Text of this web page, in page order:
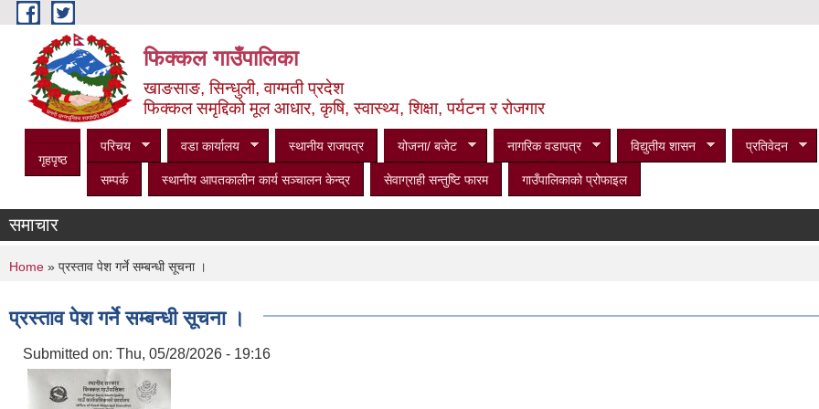
Skip to main content
फिक्कल गाउँपालिका
खाङसाङ, सिन्धुली, वाग्मती प्रदेश
फिक्कल समृद्दिको मूल आधार, कृषि, स्वास्थ्य, शिक्षा, पर्यटन र रोजगार
गृहपृष्ठ
परिचय वडा कार्यालय स्थानीय राजपत्र योजना/ बजेट नागरिक वडापत्र विद्युतीय शासन प्रतिवेदन
सम्पर्क स्थानीय आपतकालीन कार्य सञ्‍चालन केन्द्र सेवाग्राही सन्तुष्टि फारम गाउँपालिकाको प्रोफाइल
समाचार
You are here
Home » प्रस्ताव पेश गर्ने सम्बन्धी सूचना ।
प्रस्ताव पेश गर्ने सम्बन्धी सूचना ।
Submitted on: Thu, 05/28/2026 - 19:16